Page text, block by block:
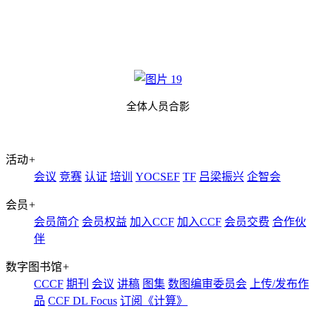
全体人员合影
活动+
会议 竞赛 认证 培训 YOCSEF TF 吕梁振兴 企智会
会员+
会员简介 会员权益 加入CCF 加入CCF 会员交费 合作伙
伴
数字图书馆+
CCCF 期刊 会议 讲稿 图集 数图编审委员会
上传/发布作
品 CCF DL Focus 订阅《计算》